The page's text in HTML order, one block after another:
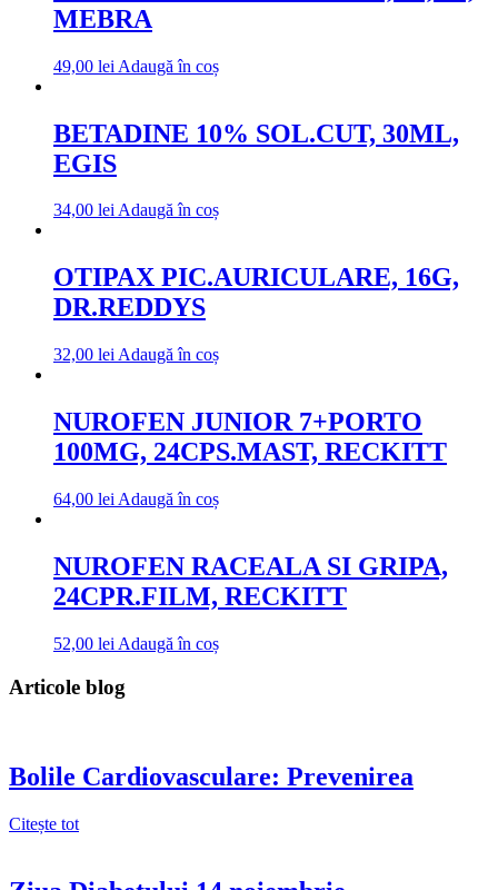
MEBRA
49,00 lei Adaugă în coș
BETADINE 10% SOL.CUT, 30ML,
EGIS
34,00 leiAdaugă în coș
OTIPAX PIC.AURICULARE, 16G,
DR.REDDYS
32,00 lei Adaugă în coș
NUROFEN JUNIOR 7+PORTO
100MG, 24CPS.MAST, RECKITT
64,00 lei Adaugă în coș
NUROFEN RACEALA SI GRIPA,
24CPR.FILM, RECKITT
52,00 lei Adaugă în coș
Articole blog
Bolile Cardiovasculare: Prevenirea
Citește tot